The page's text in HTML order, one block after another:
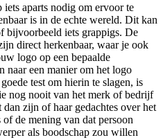
aparts nodig om ervoor te
is in de echte wereld. Dit kan
bijvoorbeeld iets grappigs. De
direct herkenbaar, waar je ook
logo op een bepaalde
naar een manier om het logo
test om hierin te slagen, is
nog nooit van het merk of bedrijf
zijn of haar gedachtes over het
de mening van dat persoon
als boodschap zou willen